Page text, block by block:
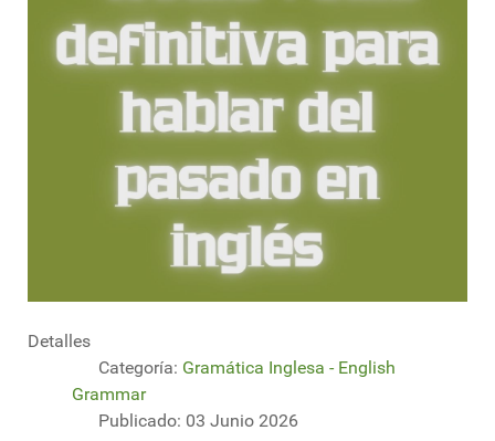
Detalles
Categoría: Gramática Inglesa - English
Grammar
Publicado: 03 Junio 2026